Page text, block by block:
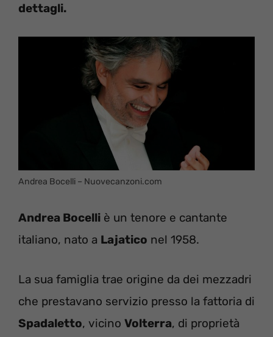
dettagli.
Andrea Bocelli – Nuovecanzoni.com
Andrea Bocelli è un tenore e cantante
italiano, nato a Lajatico nel 1958.
La sua famiglia trae origine da dei mezzadri
che prestavano servizio presso la fattoria di
Spadaletto, vicino Volterra, di proprietà